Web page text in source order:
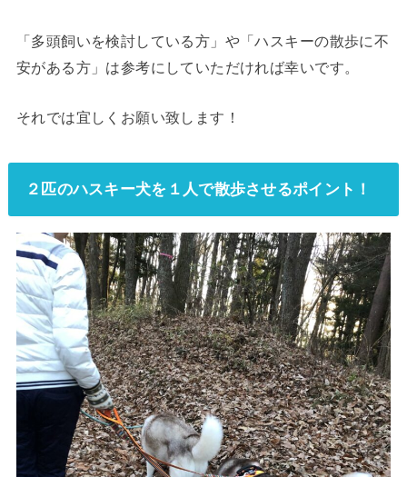
「多頭飼いを検討している方」や「ハスキーの散歩に不
安がある方」は参考にしていただければ幸いです。
それでは宜しくお願い致します！
２匹のハスキー犬を１人で散歩させるポイント！